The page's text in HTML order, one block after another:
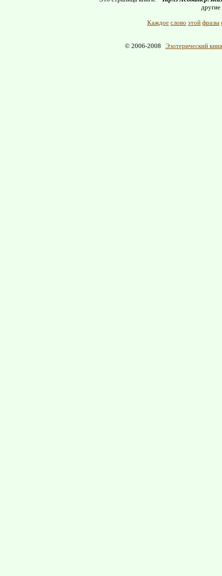
Каждое слово этой фразы
© 2006-2008 Эзотерический